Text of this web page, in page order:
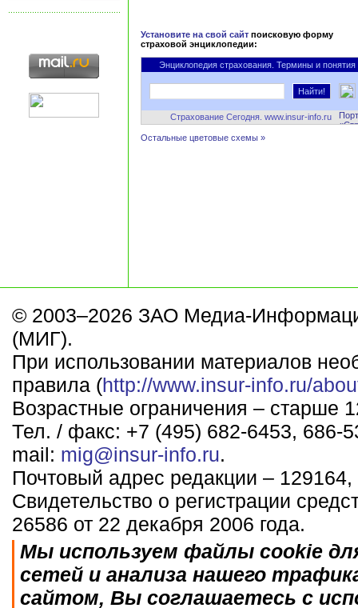
Установите на свой сайт поисковую форму
страховой энциклопедии:
Энциклопедия страхования. Термины и понятия
Страхование Сегодня. www.insur-info.ru
Остальные цветовые схемы »
© 2003–2026 ЗАО Медиа-
(МИГ).
При использовании материалов
правила (http://www.insur-info.ru/
Возрастные ограничения – старше
Тел. / факс: +7 (495) 682-6453, 686-
mail: mig@insur-info.ru.
Почтовый адрес редакции –
Свидетельство о регистрации
26586 от 22 декабря 2006 года.
Мы используем файлы cookie
сетей и анализа нашего
сайтом, Вы соглашаетесь с